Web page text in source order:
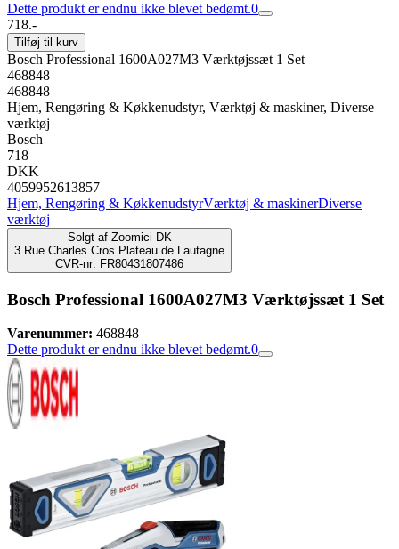
Dette produkt er endnu ikke blevet bedømt.0
718.-
Tilføj til kurv
Bosch Professional 1600A027M3 Værktøjssæt 1 Set
468848
468848
Hjem, Rengøring & Køkkenudstyr, Værktøj & maskiner, Diverse
værktøj
Bosch
718
DKK
4059952613857
Hjem, Rengøring & KøkkenudstyrVærktøj & maskinerDiverse
værktøj
Solgt af Zoomici DK
3 Rue Charles Cros Plateau de Lautagne
CVR-nr: FR80431807486
Bosch Professional 1600A027M3 Værktøjssæt 1 Set
Varenummer: 468848
Dette produkt er endnu ikke blevet bedømt.0